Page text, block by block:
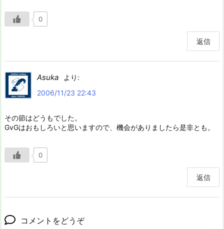
0
返信
Asuka
より:
2006/11/23 22:43
その節はどうもでした。
GvGはおもしろいと思いますので、機会がありましたら是非とも。
0
返信
コメントをどうぞ